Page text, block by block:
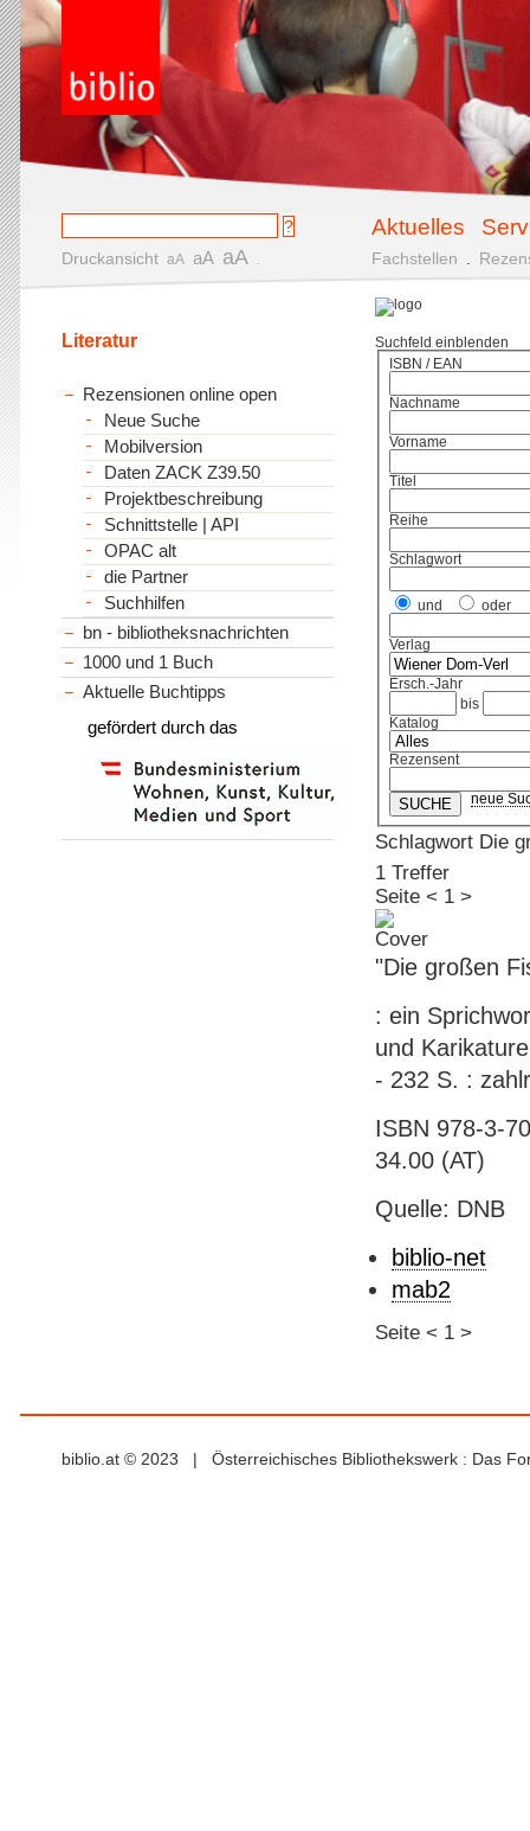
Aktuelles
Druckansicht aA aA aA Fachstellen
Suchfeld einblenden
ISBN / EAN
Nachname
Vorname
Titel
Reihe
Schlagwort
und oder
Verlag
Ersch.-Jahr
bis
Katalog
Rezensent
neue
Schlagwort
1 Treffer
Seite < 1 >
"Die großen
: ein
und
- 232 S. :
ISBN 978-3-
34.00 (AT)
Quelle: DNB
biblio-net
mab2
Seite < 1 >
Literatur
Rezensionen online open
Neue Suche
Mobilversion
Daten ZACK Z39.50
Projektbeschreibung
Schnittstelle | API
OPAC alt
die Partner
Suchhilfen
bn - bibliotheksnachrichten
1000 und 1 Buch
Aktuelle Buchtipps
gefördert durch das
biblio.at © 2023 | Österreichisches Bibliothekswerk : Das